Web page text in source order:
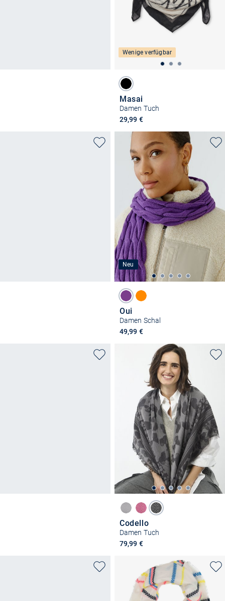
Wenige verfügbar
Masai
Damen Tuch
29,99 €
Neu
Oui
Damen Schal
49,99 €
Codello
Damen Tuch
79,99 €